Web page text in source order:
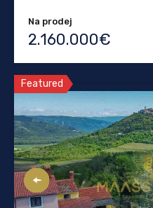
Na prodej
2.160.000€
Featured